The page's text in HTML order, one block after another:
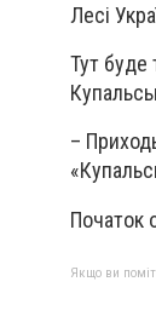
Лесі
Тут буде
–
Початок
Якщо ви